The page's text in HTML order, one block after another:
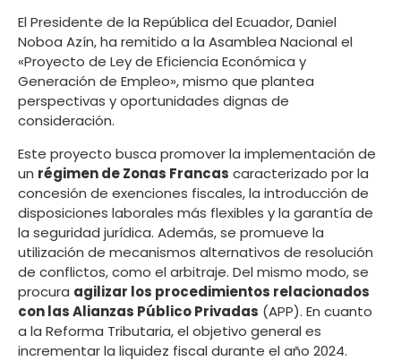
El Presidente de la República del Ecuador, Daniel
Noboa Azín, ha remitido a la Asamblea Nacional el
«Proyecto de Ley de Eficiencia Económica y
Generación de Empleo», mismo que plantea
perspectivas y oportunidades dignas de
consideración.
Este proyecto busca promover la implementación de
un régimen de Zonas Francas caracterizado por la
concesión de exenciones fiscales, la introducción de
disposiciones laborales más flexibles y la garantía de
la seguridad jurídica. Además, se promueve la
utilización de mecanismos alternativos de resolución
de conflictos, como el arbitraje. Del mismo modo, se
procura agilizar los procedimientos relacionados
con las Alianzas Público Privadas (APP). En cuanto
a la Reforma Tributaria, el objetivo general es
incrementar la liquidez fiscal durante el año 2024.